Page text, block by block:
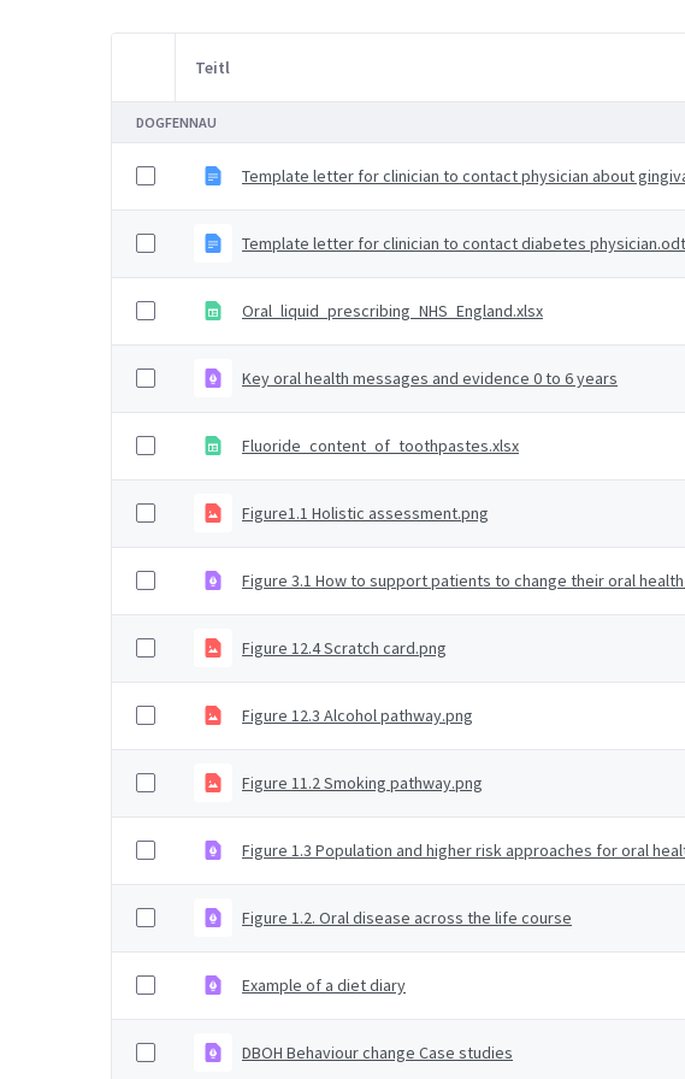
Item Selection
Teitl
DOGFENNAU
Template letter for clinician to contact physician about
Template letter for clinician to contact diabetes physician.odt
Oral_liquid_prescribing_NHS_England.xlsx
Key oral health messages and evidence 0 to 6 years
Fluoride_content_of_toothpastes.xlsx
Figure1.1 Holistic assessment.png
Figure 3.1 How to support patients to change their oral
Figure 12.4 Scratch card.png
Figure 12.3 Alcohol pathway.png
Figure 11.2 Smoking pathway.png
Figure 1.3 Population and higher risk approaches for oral
Figure 1.2. Oral disease across the life course
Example of a diet diary
DBOH Behaviour change Case studies